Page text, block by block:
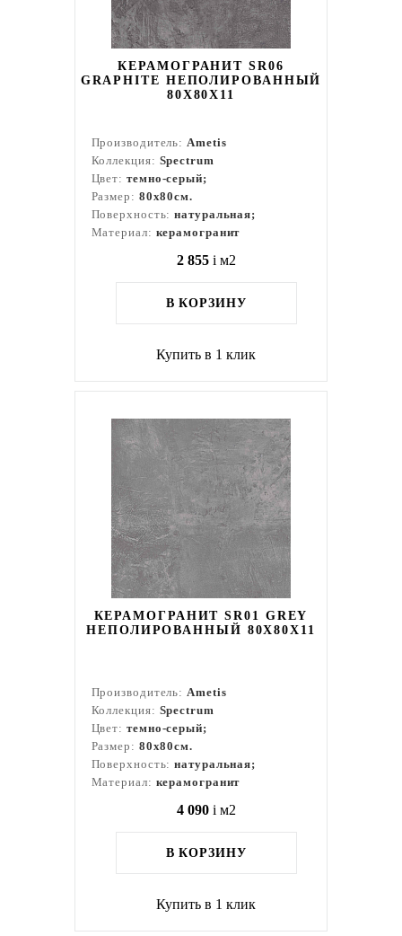
КЕРАМОГРАНИТ SR06
GRAPHITE НЕПОЛИРОВАННЫЙ
80X80Х11
Производитель:Ametis
Коллекция: Spectrum
Цвет: темно-серый;
Размер: 80x80см.
Поверхность:натуральная;
Материал: керамогранит
2 855 i м2
В КОРЗИНУ
Купить в 1 клик
КЕРАМОГРАНИТ SR01 GREY
НЕПОЛИРОВАННЫЙ 80X80Х11
Производитель:Ametis
Коллекция: Spectrum
Цвет: темно-серый;
Размер: 80x80см.
Поверхность:натуральная;
Материал: керамогранит
4 090 i м2
В КОРЗИНУ
Купить в 1 клик